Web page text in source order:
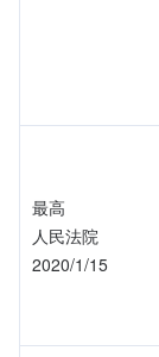
最高
人民法院
2020/1/15